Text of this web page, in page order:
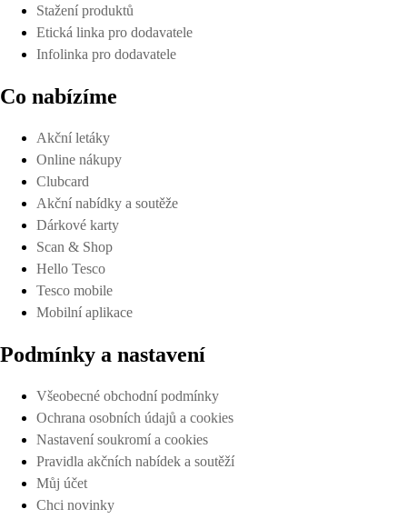
Stažení produktů
Etická linka pro dodavatele
Infolinka pro dodavatele
Co nabízíme
Akční letáky
Online nákupy
Clubcard
Akční nabídky a soutěže
Dárkové karty
Scan & Shop
Hello Tesco
Tesco mobile
Mobilní aplikace
Podmínky a nastavení
Všeobecné obchodní podmínky
Ochrana osobních údajů a cookies
Nastavení soukromí a cookies
Pravidla akčních nabídek a soutěží
Můj účet
Chci novinky